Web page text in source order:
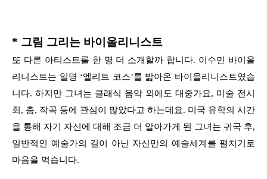
* 그림 그리는 바이올리니스트
또 다른 아티스트를 한 명 더 소개할까 합니다. 이수민 바이올
리니스트는 일명 ‘엘리트 코스’를 밟아온 바이올리니스트였습
니다. 하지만 그녀는 클래식 음악 외에도 대중가요, 미술 전시
회, 춤, 작곡 등에 관심이 많았다고 하는데요. 미국 유학의 시간
을 통해 자기 자신에 대해 조금 더 알아가게 된 그녀는 귀국 후,
일반적인 예술가의 길이 아닌 자신만의 예술세계를 펼치기로
마음을 먹습니다.